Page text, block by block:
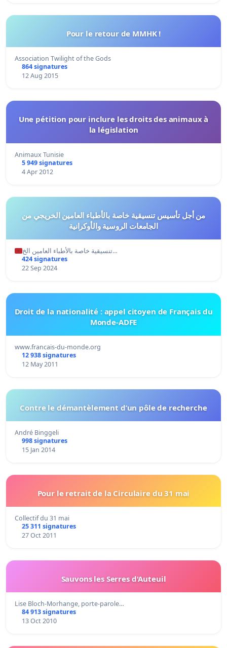
Pour le retour de MMHK !
Association Twilight of the Gods
864 signatures
12 Aug 2015
Une pétition pour inclure les droits des animaux à
la législation
Animaux Tunisie
5 949 signatures
4 Apr 2012
من أجل تأسيس تنسيقية خاصة بالأطباء العامين الخريجي من
الجامعات الروسية والأوكرانية
تنسيقية خاصة بالأطباء العامين الخ…
424 signatures
22 Sep 2024
Droit de la nationalité : appel citoyen de Français du
Monde-ADFE
www.francais-du-monde.org
12 938 signatures
12 May 2011
Contre le démantèlement d’un pôle de recherche
André Binggeli
998 signatures
15 Jan 2014
Pour le retrait de la Circulaire du 31 mai
Collectif du 31 mai
25 311 signatures
27 Oct 2011
Sauvons les Serres d'Auteuil
Lise Bloch-Morhange, porte-parole…
84 913 signatures
13 Oct 2010